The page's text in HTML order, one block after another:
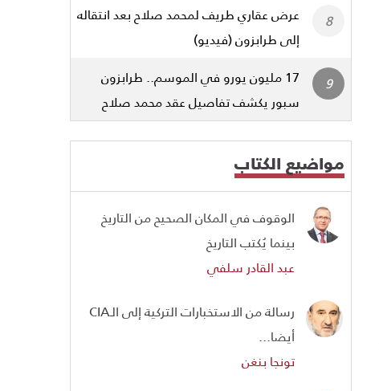
عرض عقاري طريف لمحمد صلاح بعد انتقاله
إلى طرابزون (فيديو)
17 مليون يورو في الموسم.. طرابزون
سبور يكشف تفاصيل عقد محمد صلاح
مواضيع الكتاب
الوقوف في المكان الصحيح من التاريخ
بينما يُكتب التاريخ
عبد القادر سلفي
رسالة من الاستخبارات التركية إلى الـCIA
أيضا...
تونجا بنغن